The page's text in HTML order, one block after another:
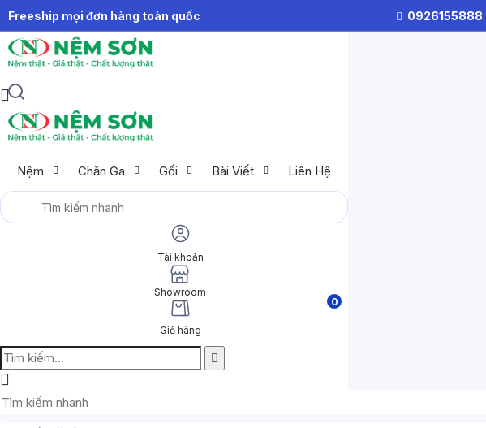
Freeship mọi đơn hàng toàn quốc 0926155888
Nệm Chăn Ga Gối Bài Viết Liên Hệ
Tài khoản
Showroom
0
Giỏ hàng